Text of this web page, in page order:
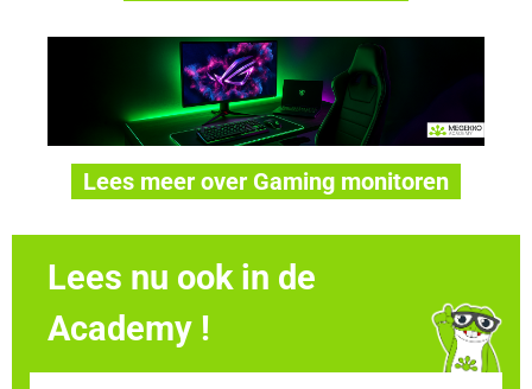
Lees meer over Gaming monitoren
Lees nu ook in de
Academy !